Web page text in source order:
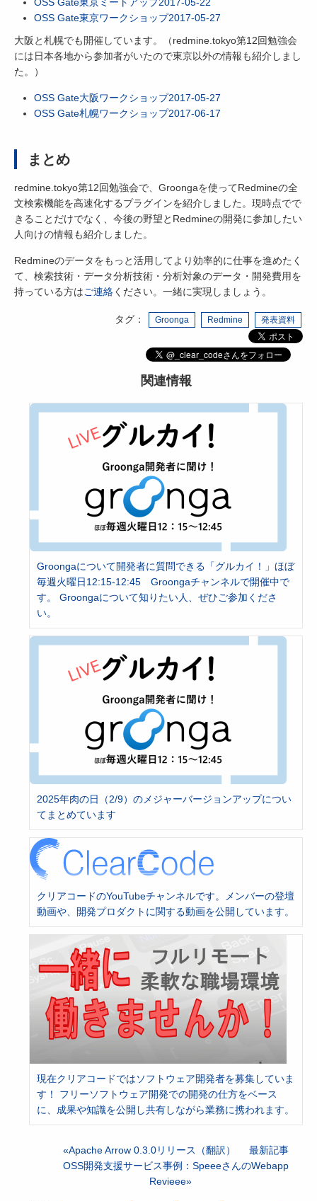
OSS Gate東京ワークショップ2017-05-27
大阪と札幌でも開催しています。（redmine.tokyo第12回勉強会
には日本各地から参加者がいたので東京以外の情報も紹介しまし
た。）
OSS Gate大阪ワークショップ2017-05-27
OSS Gate札幌ワークショップ2017-06-17
まとめ
redmine.tokyo第12回勉強会で、Groongaを使ってRedmineの全
文検索機能を高速化するプラグインを紹介しました。現時点でで
きることだけでなく、今後の野望とRedmineの開発に参加したい
人向けの情報も紹介しました。
Redmineのデータをもっと活用してより効率的に仕事を進めたく
て、検索技術・データ分析技術・分析対象のデータ・開発費用を
持っている方はご連絡ください。一緒に実現しましょう。
タグ： Groonga Redmine 発表資料
関連情報
Groongaについて開発者に質問できる「グルカイ！」ほぼ
毎週火曜日12:15-12:45 Groongaチャンネルで開催中で
す。 Groongaについて知りたい人、ぜひご参加くださ
い。
2025年肉の日（2/9）のメジャーバージョンアップについ
てまとめています
クリアコードのYouTubeチャンネルです。メンバーの登壇
動画や、開発プロダクトに関する動画を公開しています。
現在クリアコードではソフトウェア開発者を募集していま
す！ フリーソフトウェア開発での開発の仕方をベース
に、成果や知識を公開し共有しながら業務に携われます。
Apache Arrow 0.3.0リリース（翻訳）
最新記事
OSS開発支援サービス事例：SpeeeさんのWebapp
Revieee